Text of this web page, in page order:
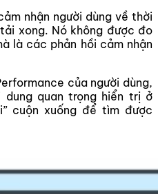
nhận người dùng về thời
xong. Nó không được đo
là các phản hồi cảm nhận
của người dùng,
dung quan trọng hiển trị ở
cuộn xuống để tìm được